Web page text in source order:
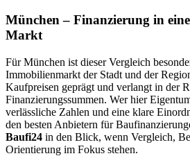
München – Finanzierung in
Markt
Für München ist dieser Vergleich
Immobilienmarkt der Stadt und der
Kaufpreisen geprägt und verlangt in der
Finanzierungssummen. Wer hier
verlässliche Zahlen und eine klare
den besten Anbietern für
Baufi24 in den Blick, wenn Vergleich,
Orientierung im Fokus stehen.